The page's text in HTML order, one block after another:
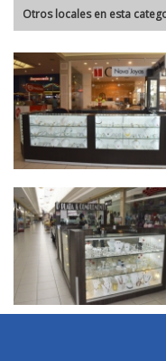
Otros locales en esta